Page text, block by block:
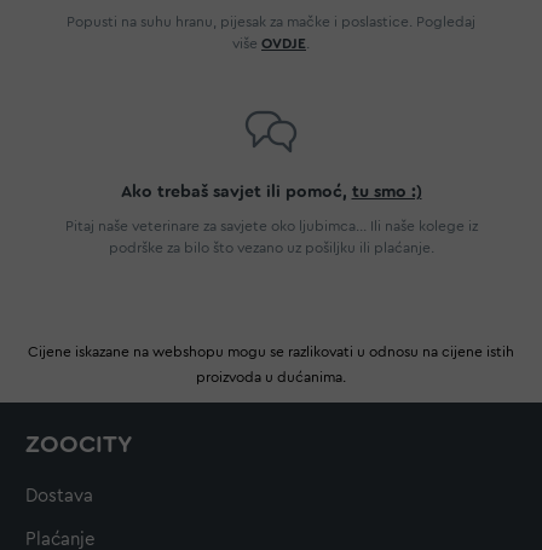
Popusti na suhu hranu, pijesak za mačke i poslastice. Pogledaj
više OVDJE
Ako trebaš savjet ili pomoć, tu smo :)
Pitaj naše veterinare za savjete oko ljubimca... Ili naše kolege iz
podrške za bilo što vezano uz pošiljku ili plaćanje.
Cijene iskazane na webshopu mogu se razlikovati u odnosu na cijene istih
proizvoda u dućanima.
ZOOCITY
Dostava
Plaćanje